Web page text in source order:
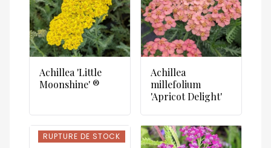
Achillea 'Little
Moonshine' ®
Achillea
millefolium
'Apricot Delight'
RUPTURE DE STOCK
RUPTURE DE STOCK